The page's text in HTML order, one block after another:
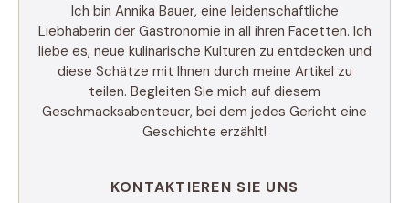
Ich bin Annika Bauer, eine leidenschaftliche
Liebhaberin der Gastronomie in all ihren Facetten. Ich
liebe es, neue kulinarische Kulturen zu entdecken und
diese Schätze mit Ihnen durch meine Artikel zu
teilen. Begleiten Sie mich auf diesem
Geschmacksabenteuer, bei dem jedes Gericht eine
Geschichte erzählt!
KONTAKTIEREN SIE UNS